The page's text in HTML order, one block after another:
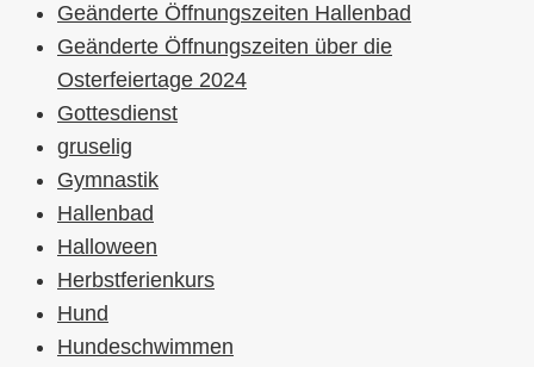
Geänderte Öffnungszeiten Hallenbad
Geänderte Öffnungszeiten über die
Osterfeiertage 2024
Gottesdienst
gruselig
Gymnastik
Hallenbad
Halloween
Herbstferienkurs
Hund
Hundeschwimmen